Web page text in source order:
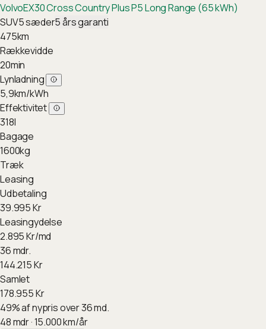
VolvoEX30 Cross Country Plus P5 Long Range (65 kWh)
SUV5sæder5års garanti
475km
Rækkevidde
20min
Lynladning
5,9km/kWh
Effektivitet
318l
Bagage
1600kg
Træk
Leasing
Udbetaling
39.995Kr
Leasingydelse
2.895Kr/md
36 mdr.
144.215Kr
Samlet
178.955Kr
49%af nypris over 36 md.
48mdr ·15.000km/år